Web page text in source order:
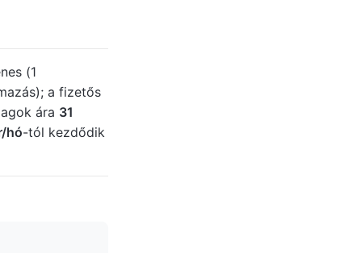
(1
a fizetős
ára 31
hó-tól kezdődik